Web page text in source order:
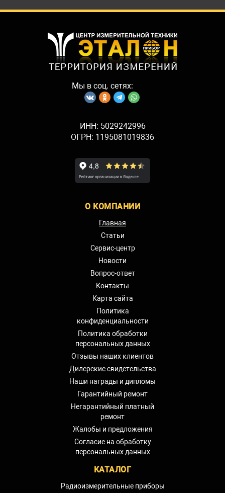
Мы в соц. сетях:
ИНН: 5029242996
ОГРН: 1195081019836
О КОМПАНИИ
Главная
Статьи
Сервис-центр
Новости
Вопрос-ответ
Контакты
Карта сайта
Политика
конфиденциальности
Политика обработки
персональных данных
Отзывы наших клиентов
Дилерские свидетельства
Наши награды и дипломы
Гарантийный ремонт
Негарантийный платный
ремонт
Жалобы и предложения
Согласие на обработку
персональных данных
КАТАЛОГ
Радиоизмерительные приборы